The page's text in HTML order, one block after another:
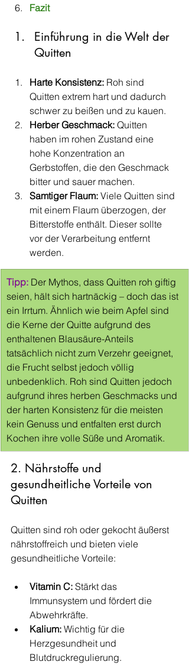
Fazit
Einführung in die Welt der
Quitten
Harte Konsistenz: Roh sind
Quitten extrem hart und dadurch
schwer zu beißen und zu kauen.
Herber Geschmack: Quitten
haben im rohen Zustand eine
hohe Konzentration an
Gerbstoffen, die den Geschmack
bitter und sauer machen.
Samtiger Flaum: Viele Quitten sind
mit einem Flaum überzogen, der
Bitterstoffe enthält. Dieser sollte
vor der Verarbeitung entfernt
werden.
Tipp: Der Mythos, dass Quitten roh giftig
seien, hält sich hartnäckig – doch das ist
ein Irrtum. Ähnlich wie beim Apfel sind
die Kerne der Quitte aufgrund des
enthaltenen Blausäure-Anteils
tatsächlich nicht zum Verzehr geeignet,
die Frucht selbst jedoch völlig
unbedenklich. Roh sind Quitten jedoch
aufgrund ihres herben Geschmacks und
der harten Konsistenz für die meisten
kein Genuss und entfalten erst durch
Kochen ihre volle Süße und Aromatik.
2. Nährstoffe und
gesundheitliche Vorteile von
Quitten
Quitten sind roh oder gekocht äußerst
nährstoffreich und bieten viele
gesundheitliche Vorteile:
Vitamin C: Stärkt das
Immunsystem und fördert die
Abwehrkräfte.
Kalium: Wichtig für die
Herzgesundheit und
Blutdruckregulierung.